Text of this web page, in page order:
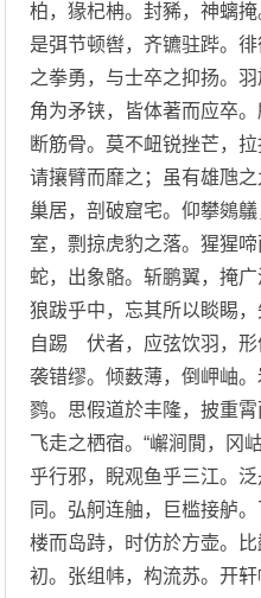
柏，猭杞柟。封豨，神
是弭节顿辔，齐镳驻跸。
之拳勇，与士卒之抑扬。
角为矛铗，皆体著而应卒
断筋骨。莫不衄锐挫芒，
请攘臂而靡之；虽有雄虺
巢居，剖破窟宅。仰攀鵕
室，剽掠虎豹之落。猩猩
蛇，出象骼。斩鹏翼，掩
狼跋乎中，忘其所以睒睗
自踢 伏者，应弦饮羽，形
袭错缪。倾薮薄，倒岬岫
鹨。思假道於丰隆，披重
飞走之栖宿。“嶰涧閴，冈
乎行邪，睨观鱼乎三江。
同。弘舸连舳，巨槛接舻
楼而岛跱，时仿於方壶。
初。张组帏，构流苏。开